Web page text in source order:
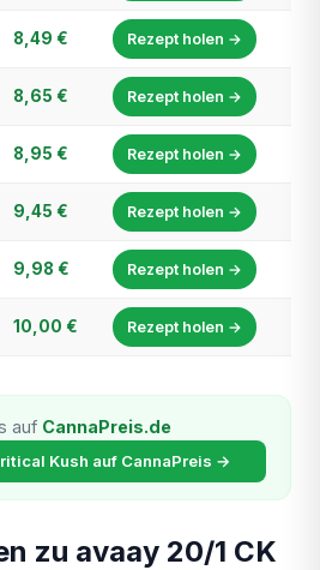
8,49 € Rezept holen →
8,65 € Rezept holen →
8,95 € Rezept holen →
9,45 € Rezept holen →
9,98 € Rezept holen →
10,00 € Rezept holen →
auf CannaPreis.de
Kush auf CannaPreis →
zu avaay 20/1 CK